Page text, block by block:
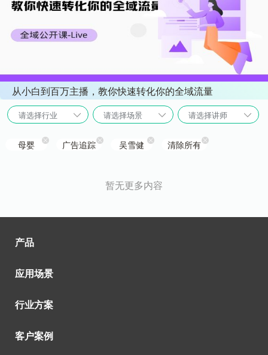
从小白到百万主播，教你快速转化你的全域流量
请选择行业 请选择场景 请选择讲师
母婴 广告追踪 吴雪健 清除所有
暂无更多内容
产品
应用场景
行业方案
客户案例